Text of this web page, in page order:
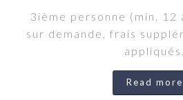
3ième personne (min. 12
sur demande, frais
appliqués.
Read more